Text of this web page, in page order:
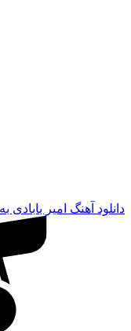
دانلود آهنگ امیر